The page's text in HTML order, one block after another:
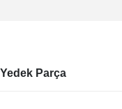
Yedek Parça